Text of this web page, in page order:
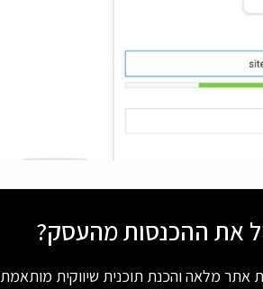
את ההכנסות מהעסק?
אתר מלאה והכנת תוכנית שיווקית מותאמת